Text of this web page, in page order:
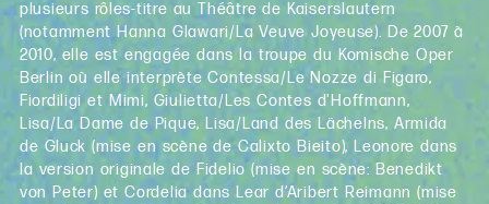
plusieurs rôles-titre au Théâtre de Kaiserslautern
(notamment Hanna Glawari/La Veuve Joyeuse). De 2007 à
2010, elle est engagée dans la troupe du Komische Oper
Berlin où elle interprète Contessa/Le Nozze di Figaro,
Fiordiligi et Mimi, Giulietta/Les Contes d'Hoffmann,
Lisa/La Dame de Pique, Lisa/Land des Lächelns, Armida
de Gluck (mise en scène de Calixto Bieito), Leonore dans
la version originale de Fidelio (mise en scène: Benedikt
von Peter) et Cordelia dans Lear d’Aribert Reimann (mise